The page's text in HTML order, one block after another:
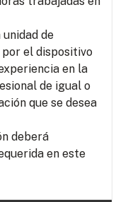
unidad de
el dispositivo
en la
de igual o
que se desea
deberá
en este